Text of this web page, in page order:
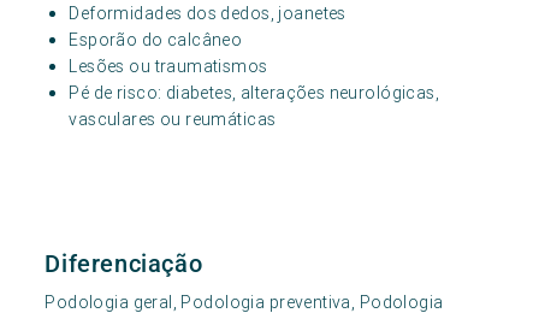
Deformidades dos dedos, joanetes
Esporão do calcâneo
Lesões ou traumatismos
Pé de risco: diabetes, alterações neurológicas,
vasculares ou reumáticas
Diferenciação
Podologia geral, Podologia preventiva, Podologia